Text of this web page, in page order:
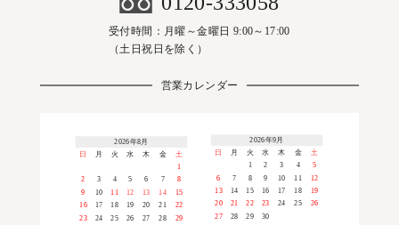
受付時間：月曜～金曜日 9:00～17:00
（土日祝日を除く）
営業カレンダー
2026年8月
日
月 火 水 木 金
土
1
2 3 4 5 6 7
8
9
10 11 12 13 14
15
16
17 18 19 20 21 22
23 24 25 26 27 28
29
2026年9月
日
月 火 水 木 金
土
1
2 3 4 5
6 7 8 9 10 11
12
13
14 15 16 17 18 19
20 21 22 23 24 25
26
27
28 29 30